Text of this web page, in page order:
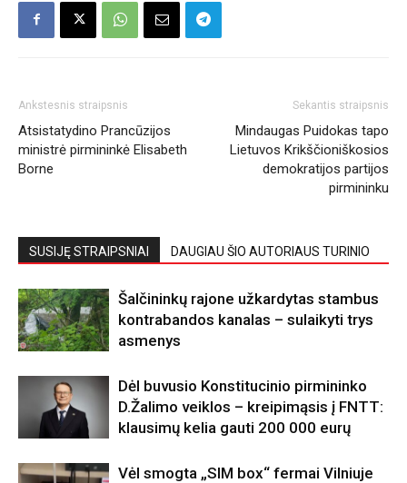
Ankstesnis straipsnis
Atsistatydino Prancūzijos
ministrė pirmininkė Elisabeth
Borne
Sekantis straipsnis
Mindaugas Puidokas tapo
Lietuvos Krikščioniškosios
demokratijos partijos
pirmininku
SUSIJĘ STRAIPSNIAI DAUGIAU ŠIO AUTORIAUS TURINIO
Šalčininkų rajone užkardytas stambus
kontrabandos kanalas – sulaikyti trys
asmenys
Dėl buvusio Konstitucinio pirmininko
D.Žalimo veiklos – kreipimąsis į FNTT:
klausimų kelia gauti 200 000 eurų
Vėl smogta „SIM box“ fermai Vilniuje